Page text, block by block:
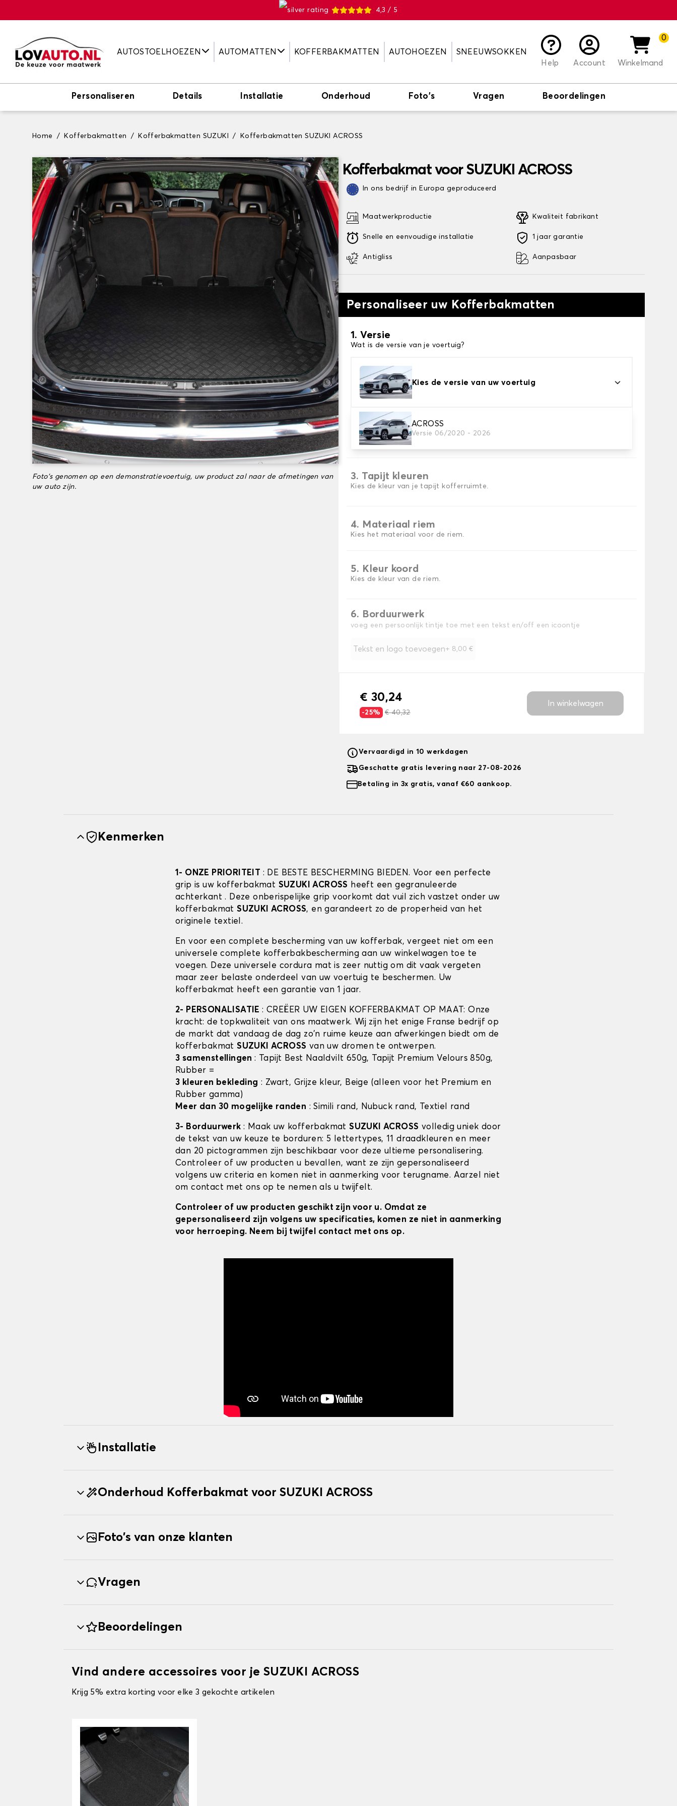
4,3 / 5
AUTOSTOELHOEZEN AUTOMATTEN KOFFERBAKMATTEN AUTOHOEZEN
SNEEUWSOKKEN
Help
Account
0
Winkelmand
Personaliseren Details Installatie Onderhoud Foto's Vragen Beoordelingen
Home Kofferbakmatten Kofferbakmatten SUZUKI Kofferbakmatten SUZUKI ACROSS
Foto's genomen op een demonstratievoertuig, uw product zal naar de afmetingen van
uw auto zijn.
Kofferbakmat voor SUZUKI ACROSS
In ons bedrijf in Europa geproduceerd
Maatwerkproductie
Snelle en eenvoudige installatie
Antigliss
Kwaliteit fabrikant
1 jaar garantie
Aanpasbaar
Personaliseer uw Kofferbakmatten
1. Versie
Wat is de versie van je voertuig?
Kies de versie van uw voertuig
ACROSS
Versie 06/2020 - 2026
2. Materiaal
Kies het materiaal van uw kofferbakmat
3. Tapijt kleuren
Kies de kleur van je tapijt kofferruimte.
4. Materiaal riem
Kies het materiaal voor de riem.
5. Kleur koord
Kies de kleur van de riem.
6. Borduurwerk
voeg een persoonlijk tintje toe met een tekst en/off een icoontje
Tekst en logo toevoegen+ 8,00 €
€ 30,24
-25% € 40,32
In winkelwagen
Vervaardigd in 10 werkdagen
Geschatte gratis levering naar 27-08-2026
Betaling in 3x gratis, vanaf €60 aankoop.
Kenmerken
1- ONZE PRIORITEIT : DE BESTE BESCHERMING BIEDEN. Voor een perfecte
grip is uw kofferbakmat SUZUKI ACROSS heeft een gegranuleerde
achterkant . Deze onberispelijke grip voorkomt dat vuil zich vastzet onder uw
kofferbakmatSUZUKI ACROSS, en garandeert zo de properheid van het
originele textiel.
En voor een complete bescherming van uw kofferbak, vergeet niet om een
universele complete kofferbakbescherming aan uw winkelwagen toe te
voegen. Deze universele cordura mat is zeer nuttig om dit vaak vergeten
maar zeer belaste onderdeel van uw voertuig te beschermen. Uw
kofferbakmat heeft een garantie van 1 jaar.
2- PERSONALISATIE: CREËER UW EIGEN KOFFERBAKMAT OP MAAT: Onze
kracht: de topkwaliteit van ons maatwerk. Wij zijn het enige Franse bedrijf op
de markt dat vandaag de dag zo'n ruime keuze aan afwerkingen biedt om de
kofferbakmatSUZUKI ACROSS van uw dromen te ontwerpen.
3 samenstellingen: Tapijt Best Naaldvilt 650g, Tapijt Premium Velours 850g,
Rubber =
3 kleuren bekleding : Zwart, Grijze kleur, Beige (alleen voor het Premium en
Rubber gamma)
Meer dan 30 mogelijke randen : Simili rand, Nubuck rand, Textiel rand
3- Borduurwerk : Maak uw kofferbakmatSUZUKI ACROSS volledig uniek door
de tekst van uw keuze te borduren: 5 lettertypes, 11 draadkleuren en meer
dan 20 pictogrammen zijn beschikbaar voor deze ultieme personalisering.
Controleer of uw producten u bevallen, want ze zijn gepersonaliseerd
volgens uw criteria en komen niet in aanmerking voor terugname. Aarzel niet
om contact met ons op te nemen als u twijfelt.
Controleer of uw producten geschikt zijn voor u. Omdat ze
gepersonaliseerd zijn volgens uw specificaties, komen ze niet in aanmerking
voor herroeping. Neem bij twijfel contact met ons op.
Installatie
Onderhoud Kofferbakmat voor SUZUKI ACROSS
Foto's van onze klanten
Vragen
Beoordelingen
Vind andere accessoires voor je SUZUKI ACROSS
Krijg 5% extra korting voor elke 3 gekochte artikelen